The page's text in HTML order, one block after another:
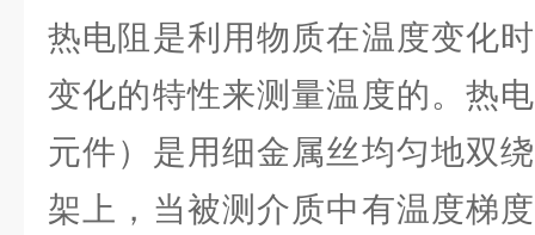
热电阻是利用物质在温度变化
变化的特性来测量温度的。热
元件）是用细金属丝均匀地双
架上，当被测介质中有温度梯